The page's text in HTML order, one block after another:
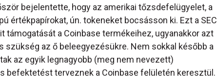
bejelentette, hogy az amerikai tőzsdefelügyelet, a
értékpapírokat, ún. tokeneket bocsásson ki. Ezt a SEC
támogatását a Coinbase termékeihez, ugyanakkor azt
az ő beleegyezésükre. Nem sokkal később a
az egyik legnagyobb (meg nem nevezett)
befektetést terveznek a Coinbase felületén keresztül.